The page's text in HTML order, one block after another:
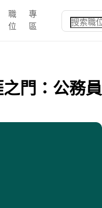
職
位
專
區
門：公務員